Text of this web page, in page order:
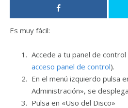
Es muy fácil:
Accede a tu panel de
acceso panel de control).
En el menú izquierdo pulsa
Administración», se
Pulsa en «Uso del Disco»